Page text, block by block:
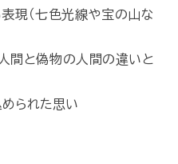
現（七色光線や宝の山な
間と偽物の人間の違いと
られた思い